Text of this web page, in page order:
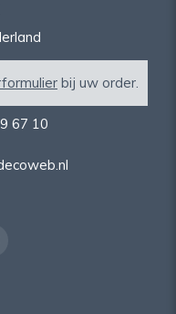
bij uw order.
67 10